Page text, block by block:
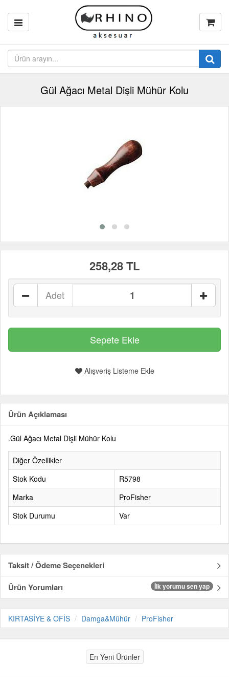
Gül Ağacı Metal Dişli Mühür Kolu
258,28 TL
Adet
Alışveriş Listeme Ekle
Ürün Açıklaması
.Gül Ağacı Metal Dişli Mühür Kolu
Diğer Özellikler
Stok Kodu
R5798
Marka
ProFisher
Stok Durumu
Var
Taksit / Ödeme Seçenekleri
Ürün Yorumları
İlk yorumu sen yap
KIRTASİYE & OFİS Damga&Mühür ProFisher
En Yeni Ürünler